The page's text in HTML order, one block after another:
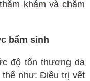
khám và chăm
bẩm sinh
độ tổn thương da
thể như: Điều trị vết